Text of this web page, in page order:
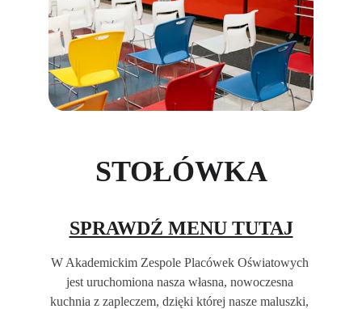
STOŁÓWKA
SPRAWDŹ MENU TUTAJ
W Akademickim Zespole Placówek Oświatowych
jest uruchomiona nasza własna, nowoczesna
kuchnia z zapleczem, dzięki której nasze maluszki,